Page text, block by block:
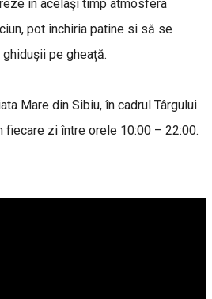
în acelaşi timp atmosfera
pot închiria patine si să se
ghiduşii pe gheață.
Mare din Sibiu, în cadrul Târgului
fiecare zi între orele 10:00 – 22:00.